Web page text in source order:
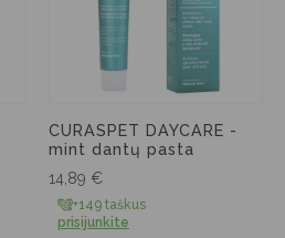
CURASPET DAYCARE -
mint dantų pasta
14,89 €
+149 taškus
prisijunkite